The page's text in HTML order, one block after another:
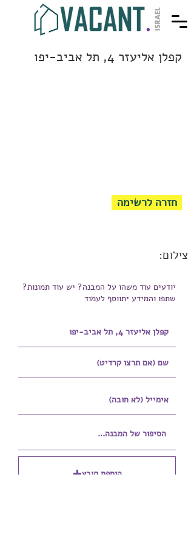
קפלן אליעזר 4, תל אביב-יפו
חזרה לרשימה
צילום:
יודעים עוד משהו על המבנה? יש עוד תמונות?
שתפו והמידע יתווסף לעמוד
הוספת קובץ